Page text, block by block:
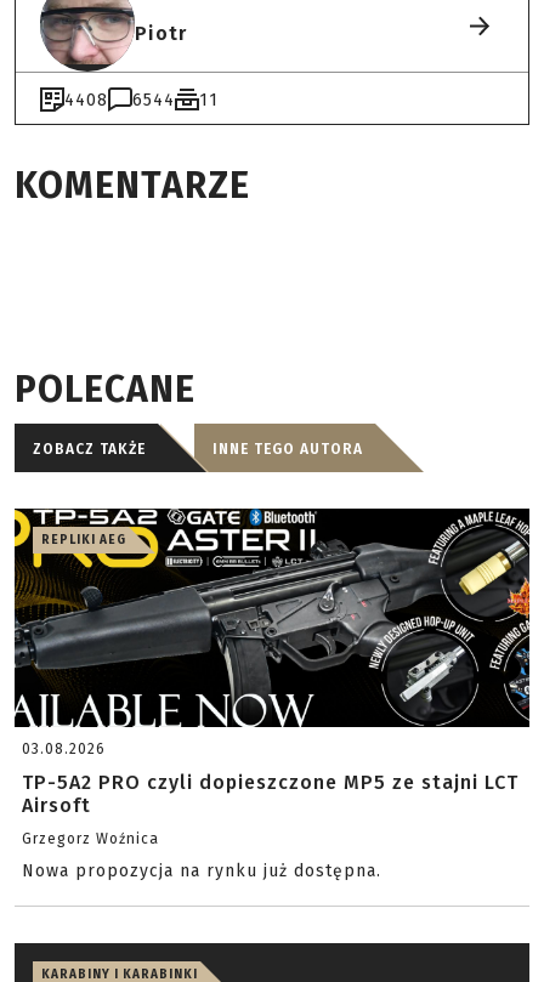
Piotr
4408 6544 11
KOMENTARZE
POLECANE
ZOBACZ TAKŻE INNE TEGO AUTORA
REPLIKI AEG
03.08.2026
TP-5A2 PRO czyli dopieszczone MP5 ze stajni LCT
Airsoft
Grzegorz Woźnica
Nowa propozycja na rynku już dostępna.
KARABINY I KARABINKI